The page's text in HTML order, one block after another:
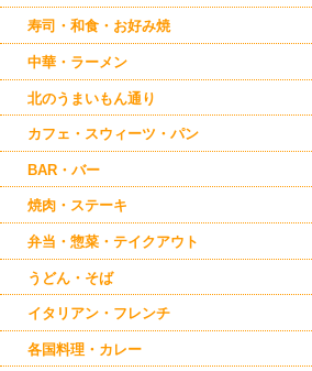
寿司・和食・お好み焼
中華・ラーメン
北のうまいもん通り
カフェ・スウィーツ・パン
BAR・バー
焼肉・ステーキ
弁当・惣菜・テイクアウト
うどん・そば
イタリアン・フレンチ
各国料理・カレー